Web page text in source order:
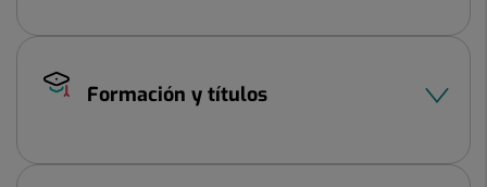
Formación y títulos